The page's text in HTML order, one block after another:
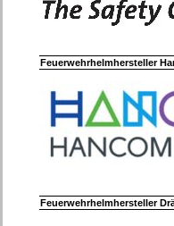
Feuerwehrhelmhersteller
Feuerwehrhelmhersteller